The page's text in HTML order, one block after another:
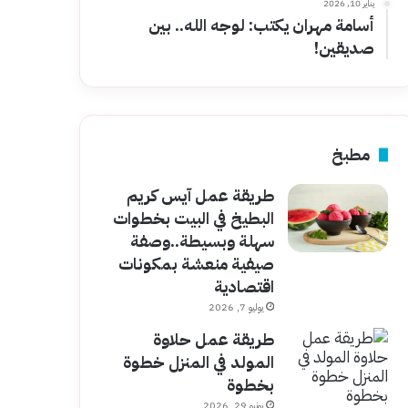
يناير 10, 2026
أسامة مهران يكتب: لوجه الله.. بين
صديقين!
مطبخ
طريقة عمل آيس كريم
البطيخ في البيت بخطوات
سهلة وبسيطة..وصفة
صيفية منعشة بمكونات
اقتصادية
يوليو 7, 2026
طريقة عمل حلاوة
المولد في المنزل خطوة
بخطوة